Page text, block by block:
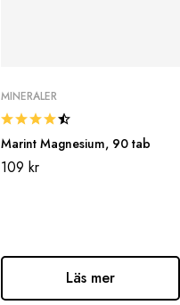
MINERALER
Marint Magnesium, 90 tab
109 kr
Läs mer